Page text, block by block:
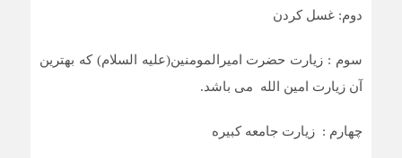
دوم: غسل کردن
سوم : زیارت حضرت امیرالمومنین(علیه السلام) که بهترین
آن زیارت امین الله می باشد.
چهارم : زیارت جامعه کبیره